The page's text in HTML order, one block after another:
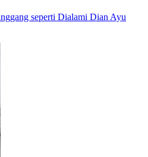
seperti Dialami Dian Ayu